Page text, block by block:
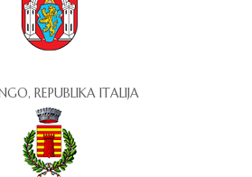
REPUBLIKA ITALIJA